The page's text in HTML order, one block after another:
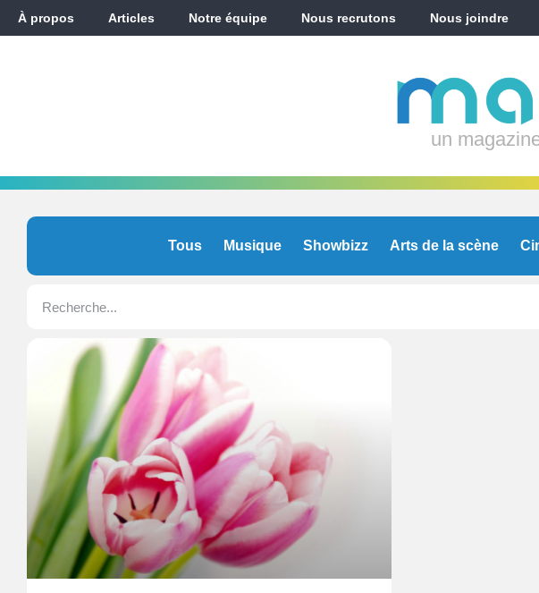
À propos Articles Notre équipe Nous recrutons Nous joindre
un
Tous Musique Showbizz Arts de la scène